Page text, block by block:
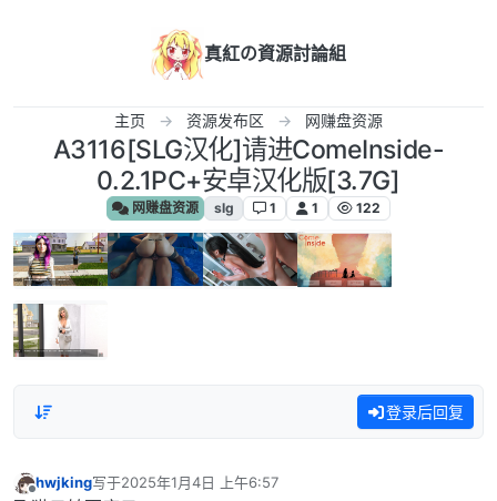
真紅の資源討論組
主页 资源发布区 网赚盘资源
A3116[SLG汉化]请进ComeInside-
0.2.1PC+安卓汉化版[3.7G]
网赚盘资源 slg 1 1 122
登录后回复
hwjking写于2025年1月4日 上午6:57
最后由 编辑